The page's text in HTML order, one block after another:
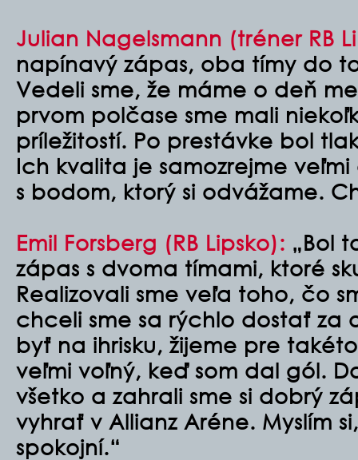
Julian Nagelsmann (tréner RB
napínavý zápas, oba tímy do
Vedeli sme, že máme o deň
prvom polčase sme mali
príležitostí. Po prestávke bol
Ich kvalita je samozrejme
s bodom, ktorý si odvážame.
Emil Forsberg (RB Lipsko): „Bol
zápas s dvoma tímami, ktoré
Realizovali sme veľa toho, čo
chceli sme sa rýchlo dostať za
byť na ihrisku, žijeme pre
veľmi voľný, keď som dal gól.
všetko a zahrali sme si dobrý
vyhrať v Allianz Aréne. Myslím
spokojní.“